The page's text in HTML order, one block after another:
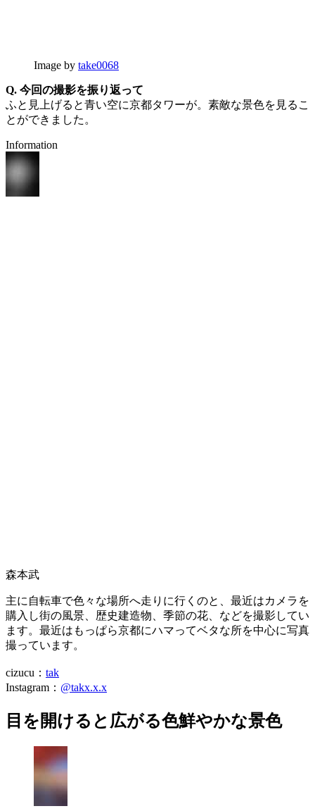
Image by take0068
Q. 今回の撮影を振り返って
ふと見上げると青い空に京都タワーが。素敵な景色を見るこ
とができました。
Information
森本武
主に自転車で色々な場所へ走りに行くのと、最近はカメラを
購入し街の風景、歴史建造物、季節の花、などを撮影してい
ます。最近はもっぱら京都にハマってベタな所を中心に写真
撮っています。
cizucu： tak
Instagram： @takx.x.x
目を開けると広がる色鮮やかな景色